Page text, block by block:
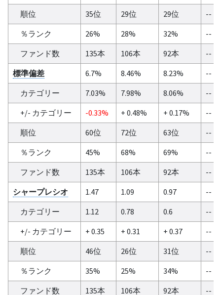
順位
35位 29位 29位
--
％ランク
26% 28% 32%
--
ファンド数
135本 106本 92本
--
標準偏差
6.7% 8.46% 8.23%
--
カテゴリー
7.03% 7.98% 8.06%
--
+/- カテゴリー
-0.33% + 0.48% + 0.17%
--
順位
60位 72位 63位
--
％ランク
45% 68% 69%
--
ファンド数
135本 106本 92本
--
シャープレシオ
1.47 1.09 0.97
--
カテゴリー
1.12 0.78 0.6
--
+/- カテゴリー
+ 0.35 + 0.31 + 0.37
--
順位
46位 26位 31位
--
％ランク
35% 25% 34%
--
ファンド数
135本 106本 92本 --